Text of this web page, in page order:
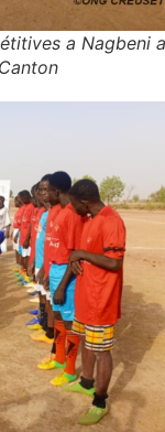
a Nagbeni